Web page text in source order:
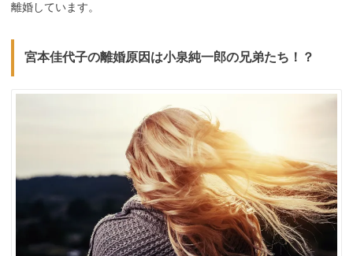
離婚しています。
宮本佳代子の離婚原因は小泉純一郎の兄弟たち！？